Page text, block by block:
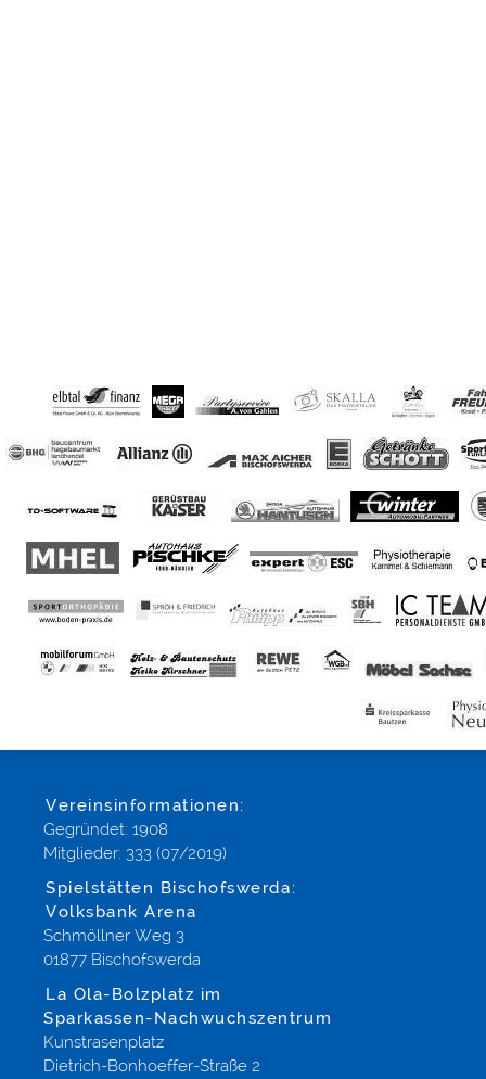
Vereinsinformationen:
Gegründet: 1908
Mitglieder: 333 (07/2019)
Spielstätten Bischofswerda:
Volksbank Arena
Schmöllner Weg 3
01877 Bischofswerda
La Ola-Bolzplatz im
Sparkassen-Nachwuchszentrum
Kunstrasenplatz
Dietrich-Bonhoeffer-Straße 2